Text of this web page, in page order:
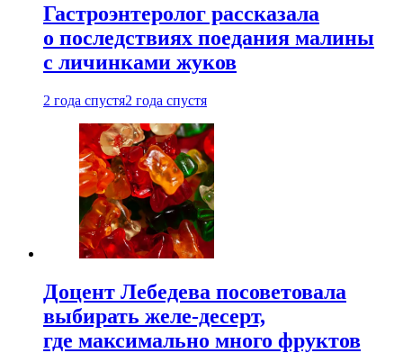
Гастроэнтеролог рассказала
о последствиях поедания малины
с личинками жуков
2 года спустя2 года спустя
Доцент Лебедева посоветовала
выбирать желе-десерт,
где максимально много фруктов